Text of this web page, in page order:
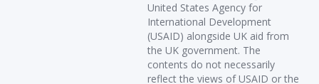
United States Agency for
International Development
(USAID) alongside UK aid from
the UK government. The
contents do not necessarily
reflect the views of USAID or the